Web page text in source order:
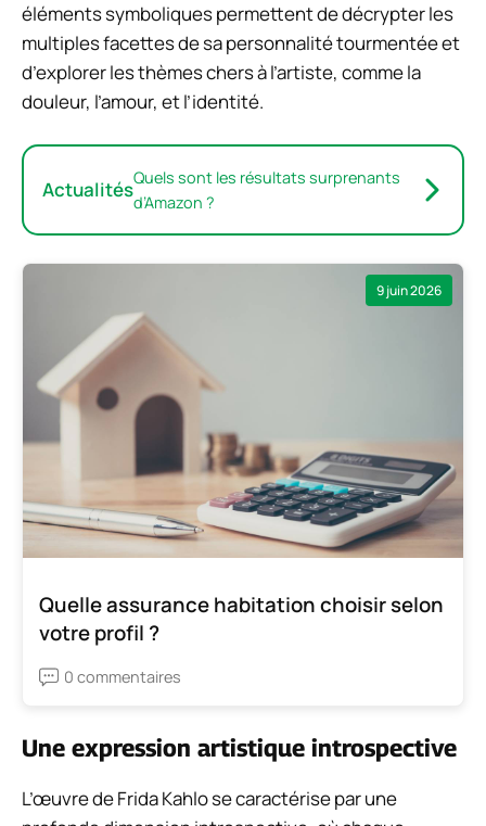
éléments symboliques permettent de décrypter les
multiples facettes de sa personnalité tourmentée et
d’explorer les thèmes chers à l’artiste, comme la
douleur, l’amour, et l’identité.
ActualitésQuels sont les résultats surprenants
d’Amazon ?
9 juin 2026
Quelle assurance habitation choisir selon
votre profil ?
0 commentaires
Une expression artistique introspective
L’œuvre de Frida Kahlo se caractérise par une